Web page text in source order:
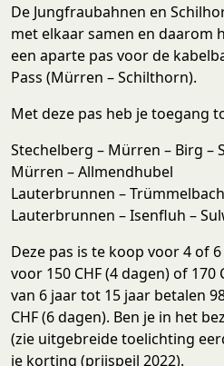
De Jungfraubahnen en
met elkaar samen en daarom
een aparte pas voor de
Pass (Mürren – Schilthorn).
Met deze pas heb je toegang
Stechelberg – Mürren – Birg –
Mürren – Allmendhubel
Lauterbrunnen –
Lauterbrunnen – Isenfluh –
Deze pas is te koop voor 4 of
voor 150 CHF (4 dagen) of 170
van 6 jaar tot 15 jaar betalen
CHF (6 dagen). Ben je in het
(zie uitgebreide toelichting
je korting (prijspeil 2022).